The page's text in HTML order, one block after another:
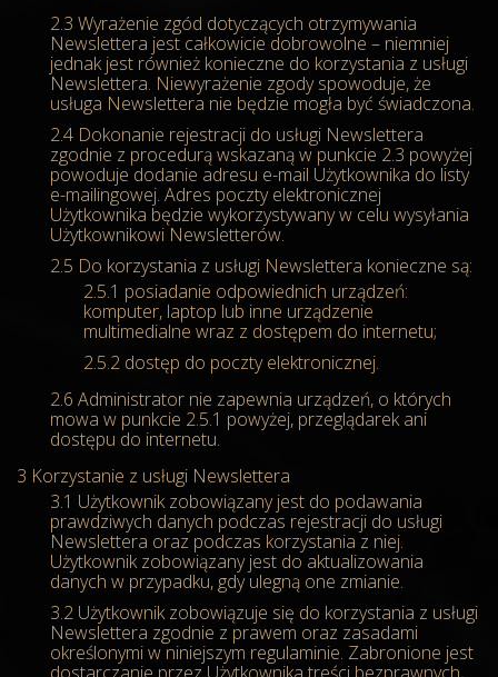
Wyrażenie zgód dotyczących otrzymywania
Newslettera jest całkowicie dobrowolne – niemniej
jednak jest również konieczne do korzystania z usługi
Newslettera. Niewyrażenie zgody spowoduje, że
usługa Newslettera nie będzie mogła być świadczona.
Dokonanie rejestracji do usługi Newslettera
zgodnie z procedurą wskazaną w punkcie 2.3 powyżej
powoduje dodanie adresu e-mail Użytkownika do listy
e-mailingowej. Adres poczty elektronicznej
Użytkownika będzie wykorzystywany w celu wysyłania
Użytkownikowi Newsletterów.
Do korzystania z usługi Newslettera konieczne są:
posiadanie odpowiednich urządzeń:
komputer, laptop lub inne urządzenie
multimedialne wraz z dostępem do internetu;
dostęp do poczty elektronicznej.
Administrator nie zapewnia urządzeń, o których
mowa w punkcie 2.5.1 powyżej, przeglądarek ani
dostępu do internetu.
Korzystanie z usługi Newslettera
Użytkownik zobowiązany jest do podawania
prawdziwych danych podczas rejestracji do usługi
Newslettera oraz podczas korzystania z niej.
Użytkownik zobowiązany jest do aktualizowania
danych w przypadku, gdy ulegną one zmianie.
Użytkownik zobowiązuje się do korzystania z usługi
Newslettera zgodnie z prawem oraz zasadami
określonymi w niniejszym regulaminie. Zabronione jest